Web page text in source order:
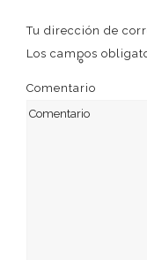
English
Tu dirección de
Los campos
Comentario